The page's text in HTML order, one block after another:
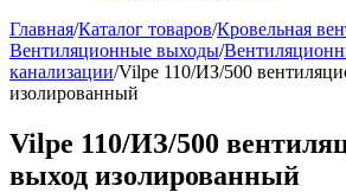
Главная/Каталог товаров/Кровельная
Вентиляционные выходы/
канализации/Vilpe 110/ИЗ/500
изолированный
Vilpe 110/ИЗ/500
выход изолированный